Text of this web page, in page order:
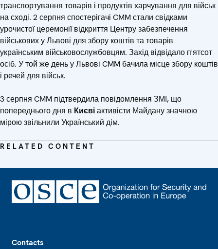
транспортування товарів і продуктів харчування для військ
на сході. 2 серпня спостерігачі CMM стали свідками
урочистої церемонії відкриття Центру забезпечення
військових у Львові для збору коштів та товарів
українським військовослужбовцям. Захід відвідало п'ятсот
осіб. У той же день у Львові CMM бачила місце збору коштів
і речей для військ.
3 серпня CMM підтвердила повідомлення ЗМІ, що
попереднього дня в Києвіактивісти Майдану значною
мірою звільнили Український дім.
RELATED CONTENT
Contacts